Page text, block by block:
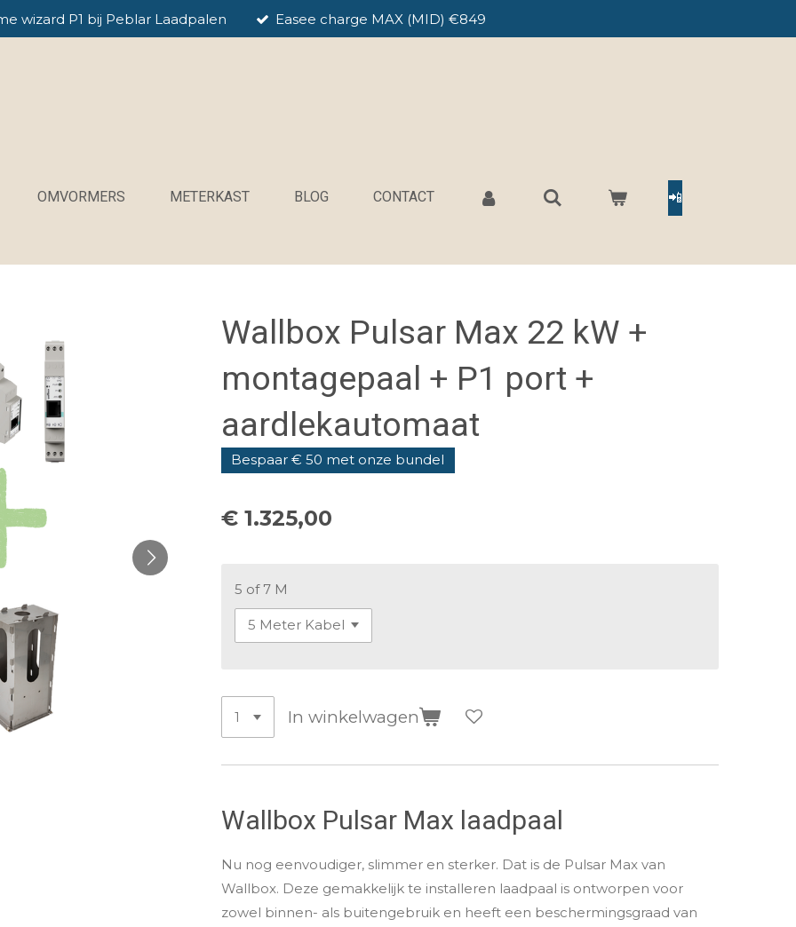
wizard P1 bij Peblar Laadpalen Easee charge MAX (MID) €849
OMVORMERS METERKAST BLOG CONTACT 📲
Wallbox Pulsar Max 22 kW +
montagepaal + P1 port +
aardlekautomaat
Bespaar € 50 met onze bundel
€ 1.325,00
5 of 7 M
In winkelwagen
Wallbox Pulsar Max laadpaal
Nu nog eenvoudiger, slimmer en sterker. Dat is de Pulsar Max van
Wallbox. Deze gemakkelijk te installeren laadpaal is ontworpen voor
zowel binnen- als buitengebruik en heeft een beschermingsgraad van